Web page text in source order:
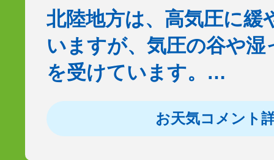
北陸地方は、高気圧に緩
いますが、気圧の谷や湿
を受けています。…
お天気コメント